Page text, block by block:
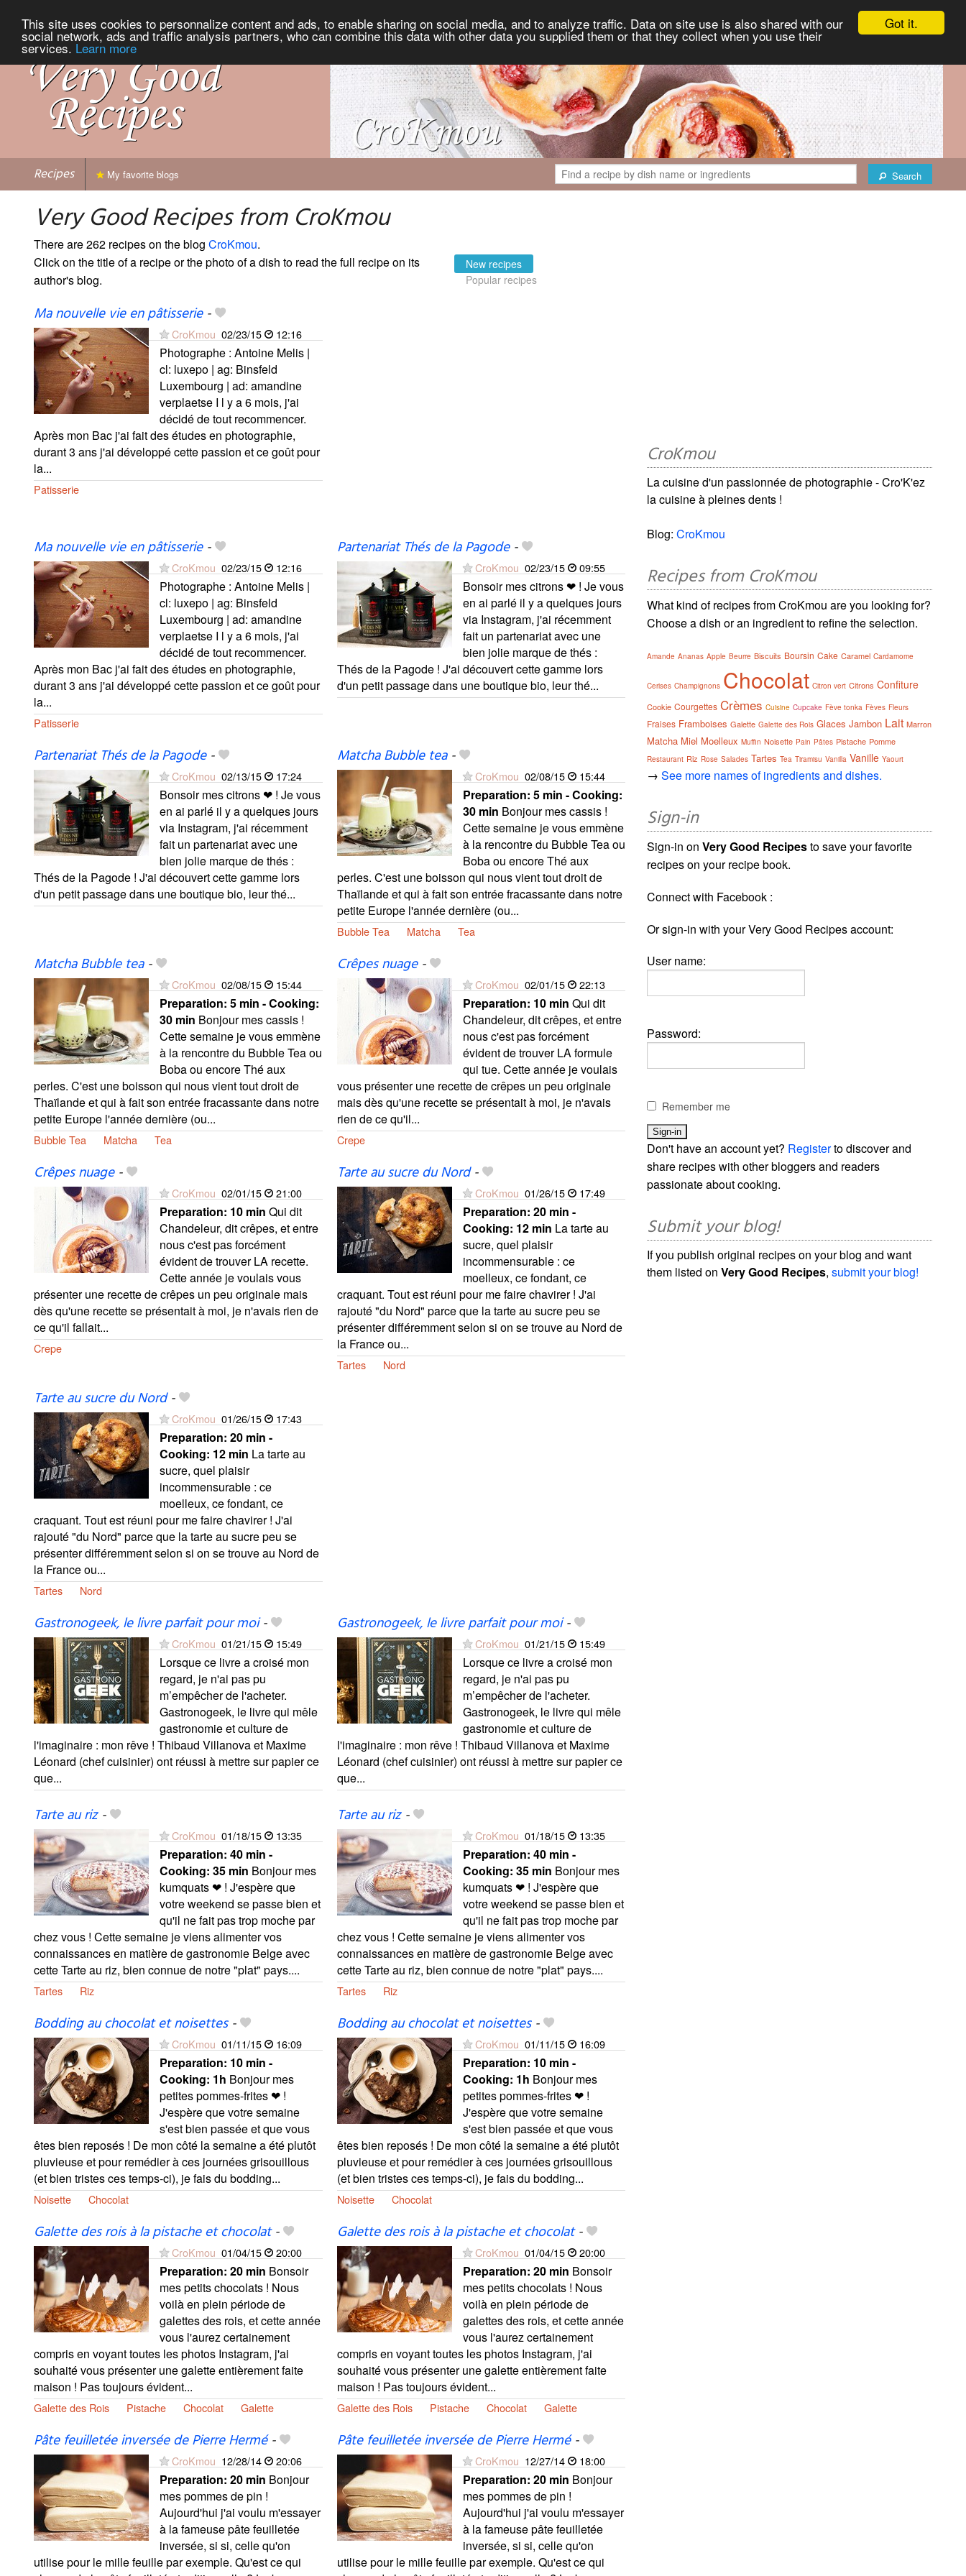
Got it.
This site uses cookies to personnalize content and ads, to enable sharing on social media, and to analyze traffic. Data on site use is also shared with our
social network, ads and traffic analysis partners, who can combine this data with other data you supplied them or that they collect when you use their
services. Learn more
Recipes Search
My favorite blogs
Very Good Recipes from CroKmou
There are 262 recipes on the blog CroKmou.
Click on the title of a recipe or the photo of a dish to read the full recipe on its
author's blog.
New recipes
Popular recipes
Ma nouvelle vie en pâtisserie-
CroKmou 02/23/15 12:16
Photographe : Antoine Melis |
cl: luxepo | ag: Binsfeld
Luxembourg | ad: amandine
verplaetse I l y a 6 mois, j'ai
décidé de tout recommencer.
Après mon Bac j'ai fait des études en photographie,
durant 3 ans j'ai développé cette passion et ce goût pour
la...
Patisserie
Ma nouvelle vie en pâtisserie-
CroKmou 02/23/15 12:16
Photographe : Antoine Melis |
cl: luxepo | ag: Binsfeld
Luxembourg | ad: amandine
verplaetse I l y a 6 mois, j'ai
décidé de tout recommencer.
Après mon Bac j'ai fait des études en photographie,
durant 3 ans j'ai développé cette passion et ce goût pour
la...
Patisserie
Partenariat Thés de la Pagode-
CroKmou 02/23/15 09:55
Bonsoir mes citrons ❤ ! Je vous
en ai parlé il y a quelques jours
via Instagram, j'ai récemment
fait un partenariat avec une
bien jolie marque de thés :
Thés de la Pagode ! J'ai découvert cette gamme lors
d'un petit passage dans une boutique bio, leur thé...
Partenariat Thés de la Pagode-
CroKmou 02/13/15 17:24
Bonsoir mes citrons ❤ ! Je vous
en ai parlé il y a quelques jours
via Instagram, j'ai récemment
fait un partenariat avec une
bien jolie marque de thés :
Thés de la Pagode ! J'ai découvert cette gamme lors
d'un petit passage dans une boutique bio, leur thé...
Matcha Bubble tea-
CroKmou 02/08/15 15:44
Preparation: 5 min - Cooking:
30 min Bonjour mes cassis !
Cette semaine je vous emmène
à la rencontre du Bubble Tea ou
Boba ou encore Thé aux
perles. C'est une boisson qui nous vient tout droit de
Thaïlande et qui à fait son entrée fracassante dans notre
petite Europe l'année dernière (ou...
Bubble Tea Matcha Tea
Matcha Bubble tea-
CroKmou 02/08/15 15:44
Preparation: 5 min - Cooking:
30 min Bonjour mes cassis !
Cette semaine je vous emmène
à la rencontre du Bubble Tea ou
Boba ou encore Thé aux
perles. C'est une boisson qui nous vient tout droit de
Thaïlande et qui à fait son entrée fracassante dans notre
petite Europe l'année dernière (ou...
Bubble Tea Matcha Tea
Crêpes nuage-
CroKmou 02/01/15 22:13
Preparation: 10 min Qui dit
Chandeleur, dit crêpes, et entre
nous c'est pas forcément
évident de trouver LA formule
qui tue. Cette année je voulais
vous présenter une recette de crêpes un peu originale
mais dès qu'une recette se présentait à moi, je n'avais
rien de ce qu'il...
Crepe
Crêpes nuage-
CroKmou 02/01/15 21:00
Preparation: 10 min Qui dit
Chandeleur, dit crêpes, et entre
nous c'est pas forcément
évident de trouver LA recette.
Cette année je voulais vous
présenter une recette de crêpes un peu originale mais
dès qu'une recette se présentait à moi, je n'avais rien de
ce qu'il fallait...
Crepe
Tarte au sucre du Nord-
CroKmou 01/26/15 17:49
Preparation: 20 min -
Cooking: 12 min La tarte au
sucre, quel plaisir
incommensurable : ce
moelleux, ce fondant, ce
craquant. Tout est réuni pour me faire chavirer ! J'ai
rajouté "du Nord" parce que la tarte au sucre peu se
présenter différemment selon si on se trouve au Nord de
la France ou...
Tartes Nord
Tarte au sucre du Nord-
CroKmou 01/26/15 17:43
Preparation: 20 min -
Cooking: 12 min La tarte au
sucre, quel plaisir
incommensurable : ce
moelleux, ce fondant, ce
craquant. Tout est réuni pour me faire chavirer ! J'ai
rajouté "du Nord" parce que la tarte au sucre peu se
présenter différemment selon si on se trouve au Nord de
la France ou...
Tartes Nord
Gastronogeek, le livre parfait pour moi-
CroKmou 01/21/15 15:49
Lorsque ce livre a croisé mon
regard, je n'ai pas pu
m’empêcher de l'acheter.
Gastronogeek, le livre qui mêle
gastronomie et culture de
l'imaginaire : mon rêve ! Thibaud Villanova et Maxime
Léonard (chef cuisinier) ont réussi à mettre sur papier ce
que...
Gastronogeek, le livre parfait pour moi-
CroKmou 01/21/15 15:49
Lorsque ce livre a croisé mon
regard, je n'ai pas pu
m’empêcher de l'acheter.
Gastronogeek, le livre qui mêle
gastronomie et culture de
l'imaginaire : mon rêve ! Thibaud Villanova et Maxime
Léonard (chef cuisinier) ont réussi à mettre sur papier ce
que...
Tarte au riz-
CroKmou 01/18/15 13:35
Preparation: 40 min -
Cooking: 35 min Bonjour mes
kumquats ❤ ! J'espère que
votre weekend se passe bien et
qu'il ne fait pas trop moche par
chez vous ! Cette semaine je viens alimenter vos
connaissances en matière de gastronomie Belge avec
cette Tarte au riz, bien connue de notre "plat" pays....
Tartes Riz
Tarte au riz-
CroKmou 01/18/15 13:35
Preparation: 40 min -
Cooking: 35 min Bonjour mes
kumquats ❤ ! J'espère que
votre weekend se passe bien et
qu'il ne fait pas trop moche par
chez vous ! Cette semaine je viens alimenter vos
connaissances en matière de gastronomie Belge avec
cette Tarte au riz, bien connue de notre "plat" pays....
Tartes Riz
Bodding au chocolat et noisettes-
CroKmou 01/11/15 16:09
Preparation: 10 min -
Cooking: 1h Bonjour mes
petites pommes-frites ❤ !
J'espère que votre semaine
s'est bien passée et que vous
êtes bien reposés ! De mon côté la semaine a été plutôt
pluvieuse et pour remédier à ces journées grisouillous
(et bien tristes ces temps-ci), je fais du bodding...
Noisette Chocolat
Bodding au chocolat et noisettes-
CroKmou 01/11/15 16:09
Preparation: 10 min -
Cooking: 1h Bonjour mes
petites pommes-frites ❤ !
J'espère que votre semaine
s'est bien passée et que vous
êtes bien reposés ! De mon côté la semaine a été plutôt
pluvieuse et pour remédier à ces journées grisouillous
(et bien tristes ces temps-ci), je fais du bodding...
Noisette Chocolat
Galette des rois à la pistache et chocolat-
CroKmou 01/04/15 20:00
Preparation: 20 min Bonsoir
mes petits chocolats ! Nous
voilà en plein période de
galettes des rois, et cette année
vous l'aurez certainement
compris en voyant toutes les photos Instagram, j'ai
souhaité vous présenter une galette entièrement faite
maison ! Pas toujours évident...
Galette des Rois Pistache Chocolat Galette
Galette des rois à la pistache et chocolat-
CroKmou 01/04/15 20:00
Preparation: 20 min Bonsoir
mes petits chocolats ! Nous
voilà en plein période de
galettes des rois, et cette année
vous l'aurez certainement
compris en voyant toutes les photos Instagram, j'ai
souhaité vous présenter une galette entièrement faite
maison ! Pas toujours évident...
Galette des Rois Pistache Chocolat Galette
Pâte feuilletée inversée de Pierre Hermé-
CroKmou 12/28/14 20:06
Preparation: 20 min Bonjour
mes pommes de pin !
Aujourd'hui j'ai voulu m'essayer
à la fameuse pâte feuilletée
inversée, si si, celle qu'on
utilise pour le mille feuille par exemple. Qu'est ce qui
Pâte feuilletée inversée de Pierre Hermé-
CroKmou 12/27/14 18:00
Preparation: 20 min Bonjour
mes pommes de pin !
Aujourd'hui j'ai voulu m'essayer
à la fameuse pâte feuilletée
inversée, si si, celle qu'on
utilise pour le mille feuille par exemple. Qu'est ce qui
CroKmou
La cuisine d'un passionnée de photographie - Cro'K'ez
la cuisine à pleines dents !
Blog:CroKmou
Recipes from CroKmou
What kind of recipes from CroKmou are you looking for?
Choose a dish or an ingredient to refine the selection.
Amande Ananas Apple Beurre Biscuits Boursin Cake Caramel Cardamome
Cerises Champignons Chocolat Citron vert Citrons Confiture
Cookie Courgettes Crèmes Cuisine Cupcake Fève tonka Fèves Fleurs
Fraises Framboises Galette Galette des Rois Glaces Jambon Lait Marron
Matcha Miel Moelleux Muffin Noisette Pain Pâtes Pistache Pomme
Restaurant Riz Rose Salades Tartes Tea Tiramisu Vanilla Vanille Yaourt
→See more names of ingredients and dishes.
Sign-in
Sign-in onVery Good Recipesto save your favorite
recipes on your recipe book.
Connect with Facebook :
Or sign-in with your Very Good Recipes account:
User name:
Password:
Remember me
Don't have an account yet? Registerto discover and
share recipes with other bloggers and readers
passionate about cooking.
Submit your blog!
If you publish original recipes on your blog and want
them listed onVery Good Recipes,submit your blog!